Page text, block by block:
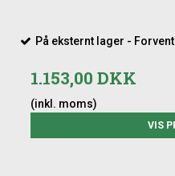
På eksternt lager -
1.153,00 DKK
(inkl. moms)
VIS